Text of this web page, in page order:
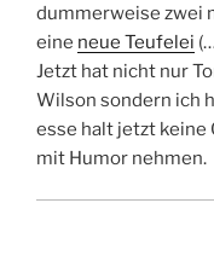
dummerweise zwei
eine neue Teufelei
Jetzt hat nicht nur
Wilson sondern ich
esse halt jetzt
mit Humor nehmen.